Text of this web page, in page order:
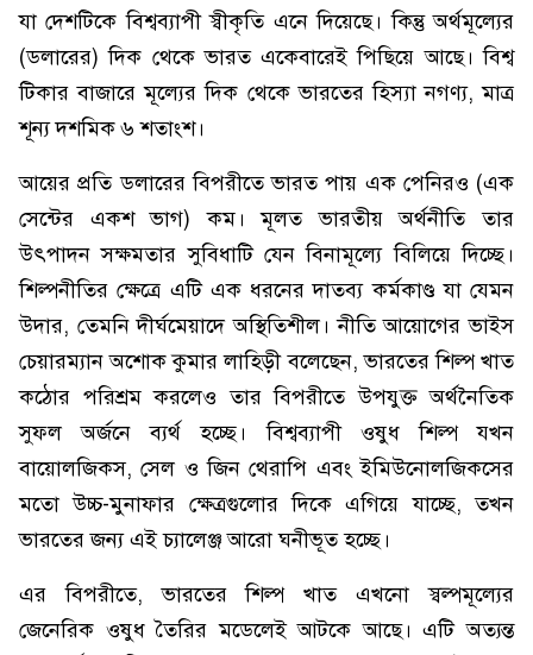
যা দেশটিকে বিশ্বব্যাপী স্বীকৃতি এনে দিয়েছে। কিন্তু অর্থমূল্যের
(ডলারের) দিক থেকে ভারত একেবারেই পিছিয়ে আছে। বিশ্ব
টিকার বাজারে মূল্যের দিক থেকে ভারতের হিস্যা নগণ্য, মাত্র
শূন্য দশমিক ৬ শতাংশ।
আয়ের প্রতি ডলারের বিপরীতে ভারত পায় এক পেনিরও (এক
সেন্টের একশ ভাগ) কম। মূলত ভারতীয় অর্থনীতি তার
উৎপাদন সক্ষমতার সুবিধাটি যেন বিনামূল্যে বিলিয়ে দিচ্ছে।
শিল্পনীতির ক্ষেত্রে এটি এক ধরনের দাতব্য কর্মকাণ্ড যা যেমন
উদার, তেমনি দীর্ঘমেয়াদে অস্থিতিশীল। নীতি আয়োগের ভাইস
চেয়ারম্যান অশোক কুমার লাহিড়ী বলেছেন, ভারতের শিল্প খাত
কঠোর পরিশ্রম করলেও তার বিপরীতে উপযুক্ত অর্থনৈতিক
সুফল অর্জনে ব্যর্থ হচ্ছে। বিশ্বব্যাপী ওষুধ শিল্প যখন
বায়োলজিকস, সেল ও জিন থেরাপি এবং ইমিউনোলজিকসের
মতো উচ্চ-মুনাফার ক্ষেত্রগুলোর দিকে এগিয়ে যাচ্ছে, তখন
ভারতের জন্য এই চ্যালেঞ্জ আরো ঘনীভূত হচ্ছে।
এর বিপরীতে, ভারতের শিল্প খাত এখনো স্বল্পমূল্যের
জেনেরিক ওষুধ তৈরির মডেলেই আটকে আছে। এটি অত্যন্ত